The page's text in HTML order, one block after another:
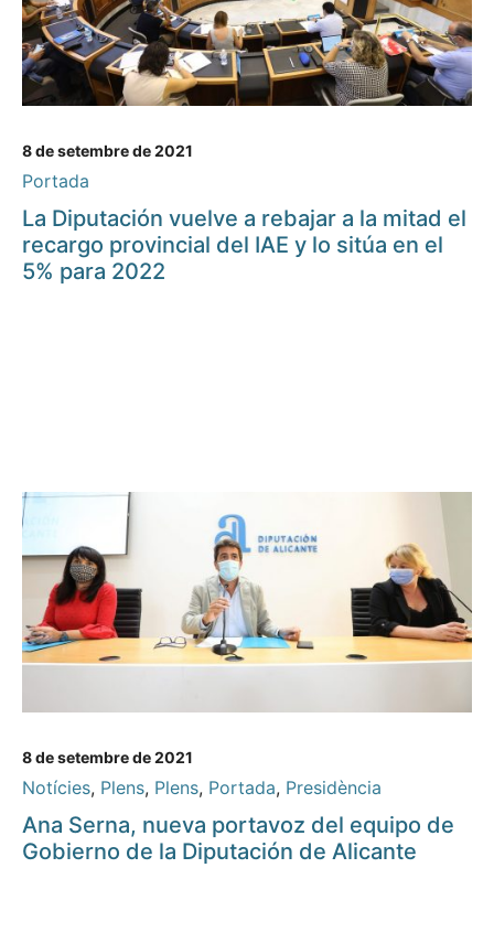
8 de setembre de 2021
Portada
La Diputación vuelve a rebajar a la mitad el
recargo provincial del IAE y lo sitúa en el
5% para 2022
8 de setembre de 2021
Notícies, Plens, Plens, Portada, Presidència
Ana Serna, nueva portavoz del equipo de
Gobierno de la Diputación de Alicante